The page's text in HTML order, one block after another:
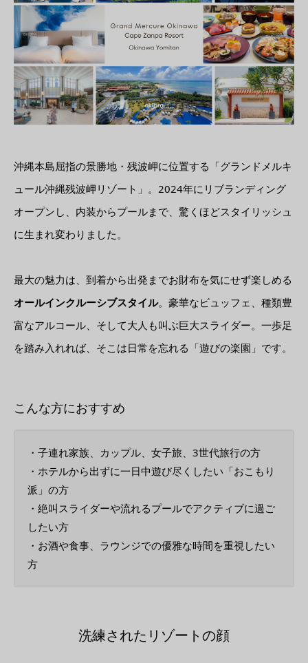
沖縄本島屈指の景勝地・残波岬に位置する「グランドメルキ
ュール沖縄残波岬リゾート」。2024年にリブランディング
オープンし、内装からプールまで、驚くほどスタイリッシュ
に生まれ変わりました。
最大の魅力は、到着から出発までお財布を気にせず楽しめる
オールインクルーシブスタイル。豪華なビュッフェ、種類豊
富なアルコール、そして大人も叫ぶ巨大スライダー。一歩足
を踏み入れれば、そこは日常を忘れる「遊びの楽園」です。
こんな方におすすめ
・子連れ家族、カップル、女子旅、3世代旅行の方
・ホテルから出ずに一日中遊び尽くしたい「おこもり
派」の方
・絶叫スライダーや流れるプールでアクティブに過ご
したい方
・お酒や食事、ラウンジでの優雅な時間を重視したい
方
洗練されたリゾートの顔